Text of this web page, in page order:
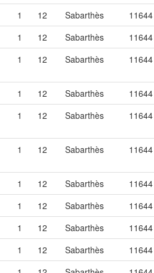
1 12 Sabarthès
11644
1 12 Sabarthès
11644
1 12 Sabarthès 11644
1 12 Sabarthès
11644
1 12 Sabarthès 11644
1 12 Sabarthès 11644
1 12 Sabarthès
11644
1 12 Sabarthès
11644
1 12 Sabarthès
11644
1 12 Sabarthès
11644